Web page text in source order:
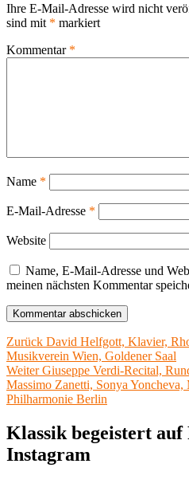
Ihre E-Mail-Adresse wird nicht
sind mit * markiert
Kommentar *
Name *
E-Mail-Adresse *
Website
Name, E-Mail-Adresse und
meinen nächsten Kommentar
Beitragsnavigation
Zurück Vorheriger
Beitrag:
David Helfgott, Klavier,
Musikverein Wien, Goldener Saal
Weiter Nächster
Beitrag:
Giuseppe Verdi-Recital,
Massimo Zanetti, Sonya Yoncheva,
Philharmonie Berlin
Klassik begeistert auf
Instagram